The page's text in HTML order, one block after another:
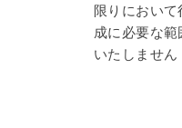
限りにおい
成に必要な
いたしません